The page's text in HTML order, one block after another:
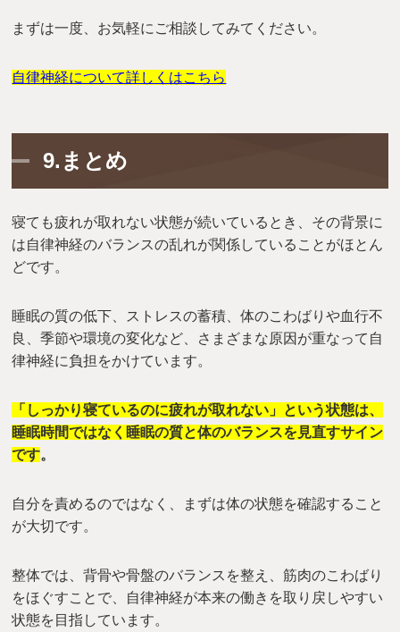
まずは一度、お気軽にご相談してみてください。
自律神経について詳しくはこちら
9.まとめ
寝ても疲れが取れない状態が続いているとき、その背景に
は自律神経のバランスの乱れが関係していることがほとん
どです。
睡眠の質の低下、ストレスの蓄積、体のこわばりや血行不
良、季節や環境の変化など、さまざまな原因が重なって自
律神経に負担をかけています。
「しっかり寝ているのに疲れが取れない」という状態は、
睡眠時間ではなく睡眠の質と体のバランスを見直すサイン
です。
自分を責めるのではなく、まずは体の状態を確認すること
が大切です。
整体では、背骨や骨盤のバランスを整え、筋肉のこわばり
をほぐすことで、自律神経が本来の働きを取り戻しやすい
状態を目指しています。